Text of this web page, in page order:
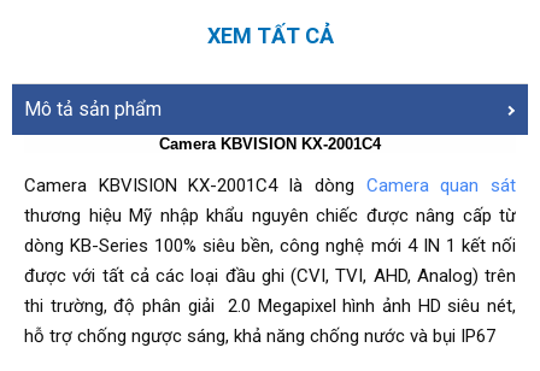
XEM TẤT CẢ
Mô tả sản phẩm
Camera KBVISION KX-2001C4
Camera KBVISION KX-2001C4 là dòng Camera quan sát
thương hiệu Mỹ nhập khẩu nguyên chiếc được nâng cấp từ
dòng KB-Series 100% siêu bền, công nghệ mới 4 IN 1 kết nối
được với tất cả các loại đầu ghi (CVI, TVI, AHD, Analog) trên
thi trường, độ phân giải 2.0 Megapixel hình ảnh HD siêu nét,
hỗ trợ chống ngược sáng, khả năng chống nước và bụi IP67